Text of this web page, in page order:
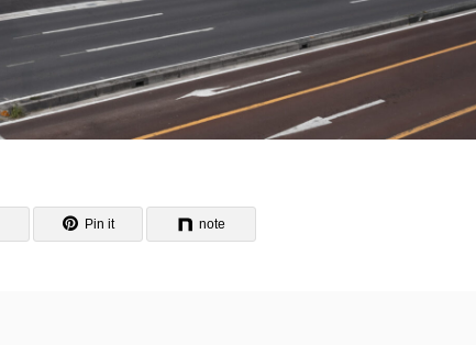
Pin it note